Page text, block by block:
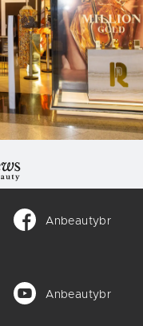
Anbeautybr
Anbeautybr